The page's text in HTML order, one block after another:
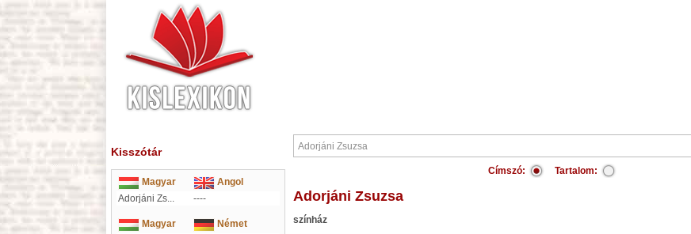
Kisszótár
Magyar
Angol
Adorjáni Zs...
----
Magyar
Német
Címszó: Tartalom:
Adorjáni Zsuzsa
színház